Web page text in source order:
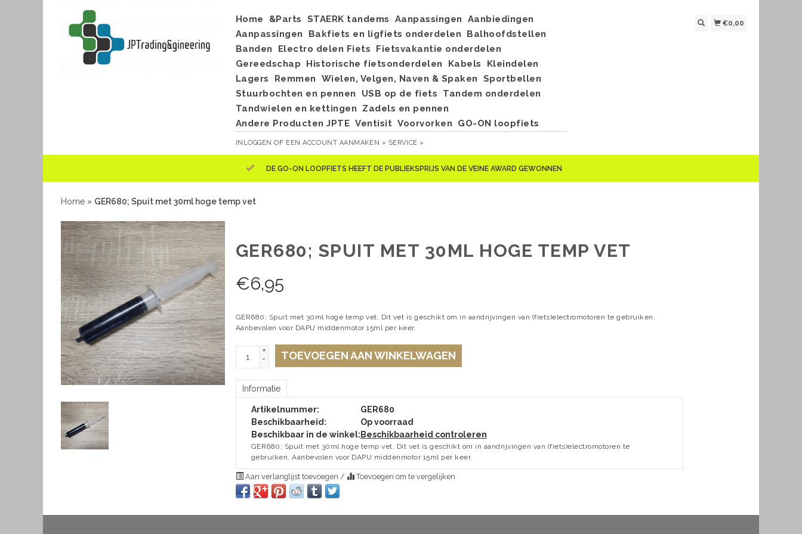
Home &Parts STAERK tandems Aanpassingen
Aanbiedingen
Aanpassingen
Bakfiets en ligfiets onderdelen
Balhoofdstellen
Banden
Electro delen Fiets
Fietsvakantie onderdelen
Gereedschap
Historische fietsonderdelen Kabels
Kleindelen
Lagers
Remmen Wielen, Velgen, Naven & Spaken
Sportbellen
Stuurbochten en pennen
USB op de fiets
Tandem onderdelen
Tandwielen en kettingen
Zadels en pennen
Andere Producten JPTE Ventisit Voorvorken GO-ON loopfiets
INLOGGEN OF EEN ACCOUNT AANMAKEN » SERVICE »
€0,00
DE GO-ON LOOPFIETS HEEFT DE PUBLIEKSPRIJS VAN DE VEINE AWARD GEWONNEN
Home » GER680; Spuit met 30ml hoge temp vet
GER680; SPUIT MET 30ML HOGE TEMP VET
€6,95
GER680; Spuit met 30ml hoge temp vet. Dit vet is geschikt om in aandrijvingen van (fiets)electromotoren te gebruiken.
Aanbevolen voor DAPU middenmotor 15ml per keer.
+
-
TOEVOEGEN AAN WINKELWAGEN
Informatie
Artikelnummer:
GER680
Beschikbaarheid:
Op voorraad
Beschikbaar in de winkel: Beschikbaarheid controleren
GER680; Spuit met 30ml hoge temp vet. Dit vet is geschikt om in aandrijvingen van (fiets)electromotoren te
gebruiken. Aanbevolen voor DAPU middenmotor 15ml per keer.
Aan verlanglijst toevoegen / Toevoegen om te vergelijken